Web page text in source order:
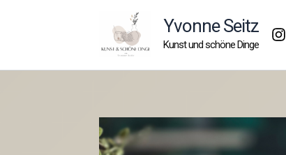
Yvonne Seitz
Kunst und schöne Dinge